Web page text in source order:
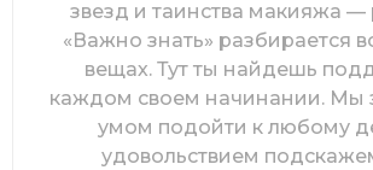
звезд и таинства макияжа —
«Важно знать» разбирается
вещах. Тут ты найдешь
каждом своем начинании. Мы
умом подойти к любому
удовольствием